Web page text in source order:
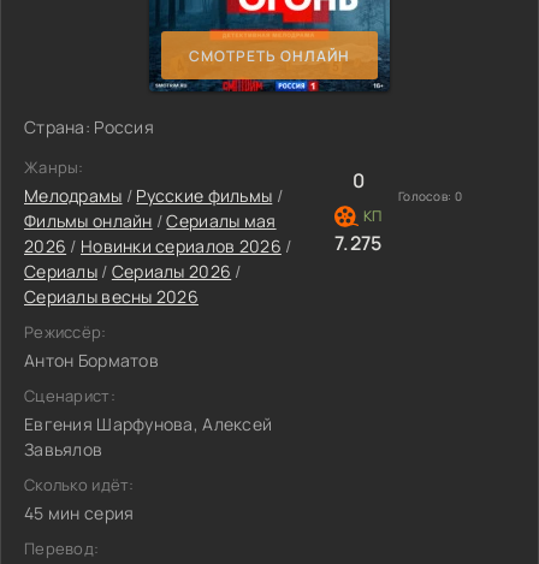
СМОТРЕТЬ ОНЛАЙН
Страна: Россия
Жанры:
Мелодрамы / Русские фильмы /
Фильмы онлайн /Сериалы мая
2026 / Новинки сериалов 2026 /
Сериалы/ Сериалы 2026 /
Сериалы весны 2026
Режиссёр:
Антон Борматов
Сценарист:
Евгения Шарфунова, Алексей
Завьялов
Сколько идёт:
45 мин серия
Перевод:
0
Голосов: 0
7.275